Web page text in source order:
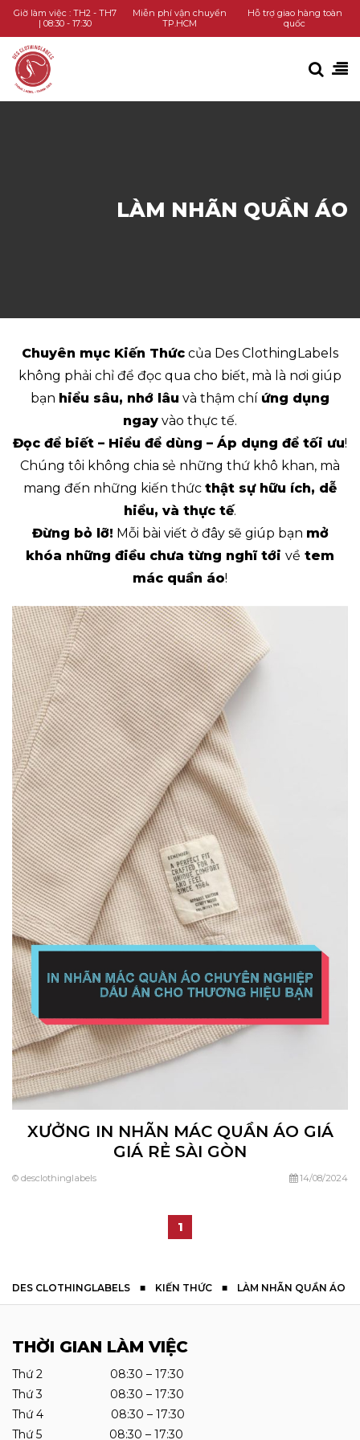
Giờ làm việc : TH2 - TH7
| 08:30 - 17:30
Miễn phí vận chuyển
TP.HCM
Hỗ trợ giao hàng toàn
quốc
LÀM NHÃN QUẦN ÁO
Chuyên mục Kiến Thức của Des ClothingLabels
không phải chỉ để đọc qua cho biết, mà là nơi giúp
bạn hiểu sâu, nhớ lâu và thậm chí ứng dụng
ngay vào thực tế.
Đọc để biết – Hiểu để dùng – Áp dụng để tối ưu!
Chúng tôi không chia sẻ những thứ khô khan, mà
mang đến những kiến thức thật sự hữu ích, dễ
hiểu, và thực tế.
Đừng bỏ lỡ! Mỗi bài viết ở đây sẽ giúp bạn mở
khóa những điều chưa từng nghĩ tới về tem
mác quần áo!
XƯỞNG IN NHÃN MÁC QUẦN ÁO GIÁ
GIÁ RẺ SÀI GÒN
© desclothinglabels 14/08/2024
1
DES CLOTHINGLABELS ■ KIẾN THỨC ■ LÀM NHÃN QUẦN ÁO
THỜI GIAN LÀM VIỆC
Thứ 2 08:30 – 17:30
Thứ 3 08:30 – 17:30
Thứ 4 08:30 – 17:30
Thứ 5 08:30 – 17:30
TRANG CHỦ
DANH MỤC SẢN PHẨM
KIẾN THỨC
GỌI HOTLINE